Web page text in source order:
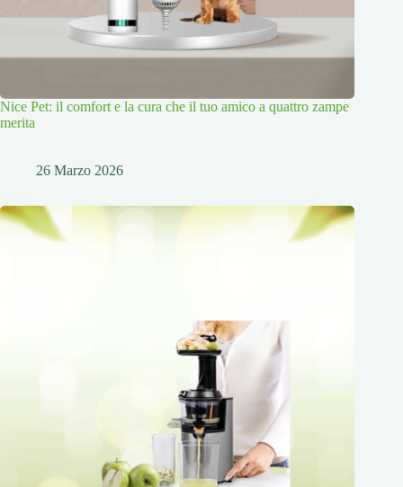
Nice Pet: il comfort e la cura che il tuo amico a quattro zampe
merita
26 Marzo 2026